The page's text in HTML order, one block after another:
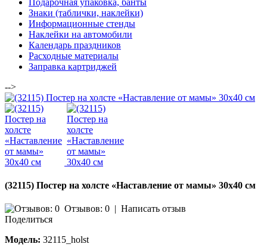
Знаки (таблички, наклейки)
Информационные стенды
Наклейки на автомобили
Календарь праздников
Расходные материалы
Заправка картриджей
-->
(32115) Постер на холсте «Наставление от мамы» 30х40 см
Отзывов: 0 | Написать отзыв
Поделиться
Модель: 32115_holst